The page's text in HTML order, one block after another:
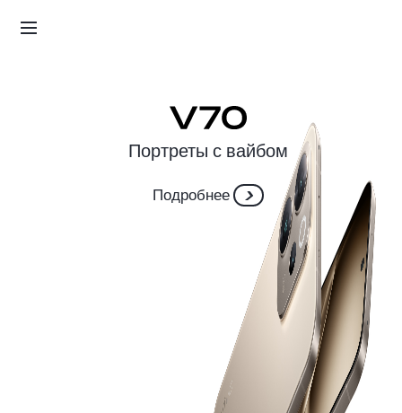
Подробнее